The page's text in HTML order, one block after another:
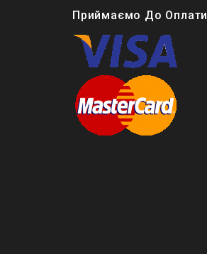
Приймаємо До Оплати